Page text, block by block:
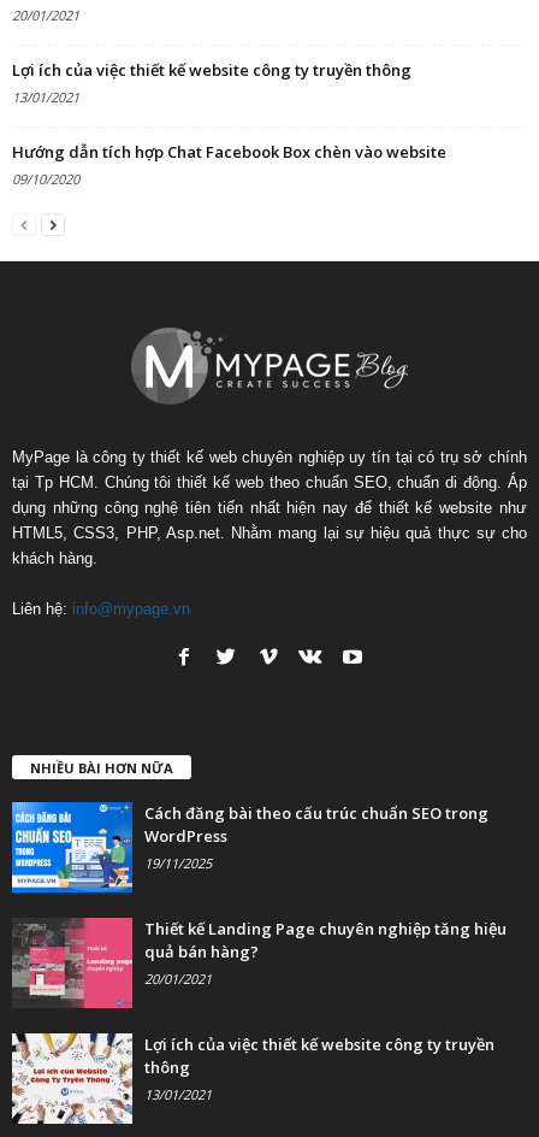
20/01/2021
Lợi ích của việc thiết kế website công ty truyền thông
13/01/2021
Hướng dẫn tích hợp Chat Facebook Box chèn vào website
09/10/2020
MyPage là công ty thiết kế web chuyên nghiệp uy tín tại có trụ sở chính
tại Tp HCM. Chúng tôi thiết kế web theo chuẩn SEO, chuẩn di động. Áp
dụng những công nghệ tiên tiến nhất hiện nay để thiết kế website như
HTML5, CSS3, PHP, Asp.net. Nhằm mang lại sự hiệu quả thực sự cho
khách hàng.
Liên hệ: info@mypage.vn
NHIỀU BÀI HƠN NỮA
Cách đăng bài theo cấu trúc chuẩn SEO trong
WordPress
19/11/2025
Thiết kế Landing Page chuyên nghiệp tăng hiệu
quả bán hàng?
20/01/2021
Lợi ích của việc thiết kế website công ty truyền
thông
13/01/2021